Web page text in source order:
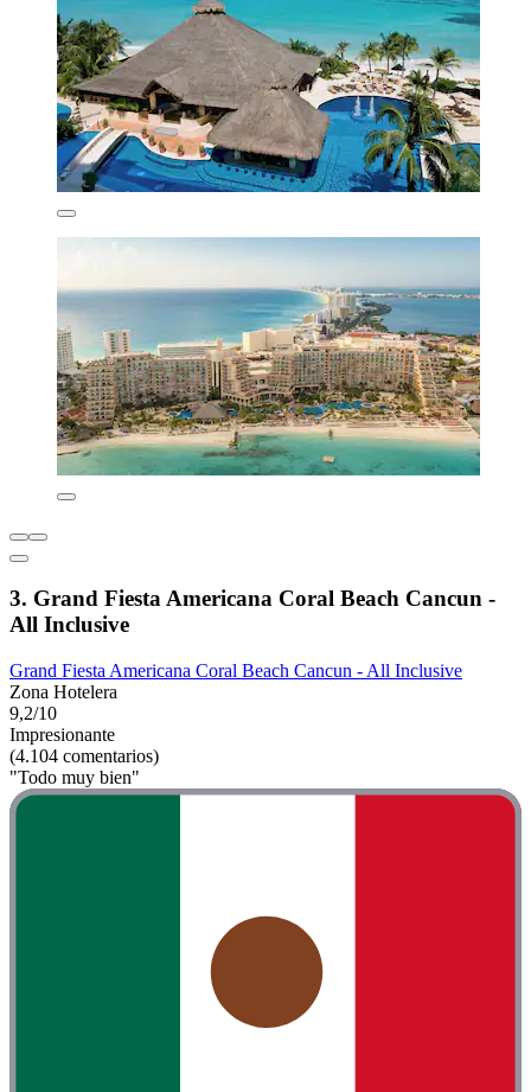
3. Grand Fiesta Americana Coral Beach Cancun -
All Inclusive
Grand Fiesta Americana Coral Beach Cancun - All Inclusive
Zona Hotelera
9,2/10
Impresionante
(4.104 comentarios)
"Todo muy bien"